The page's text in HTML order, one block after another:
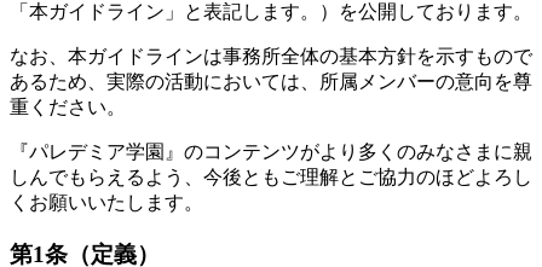
「本ガイドライン」と表記します。）を公開しております。
なお、本ガイドラインは事務所全体の基本方針を示すもので
あるため、実際の活動においては、所属メンバーの意向を尊
重ください。
『パレデミア学園』のコンテンツがより多くのみなさまに親
しんでもらえるよう、今後ともご理解とご協力のほどよろし
くお願いいたします。
第1条（定義）